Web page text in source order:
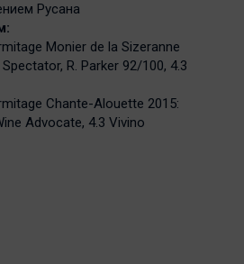
Русана
Monier de la Sizeranne
R. Parker 92/100, 4.3
Chante-Alouette 2015:
Advocate, 4.3 Vivino